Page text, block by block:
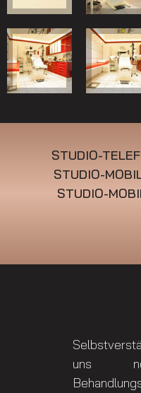
STUDIO-
STUDIO-
STUDIO-
uns